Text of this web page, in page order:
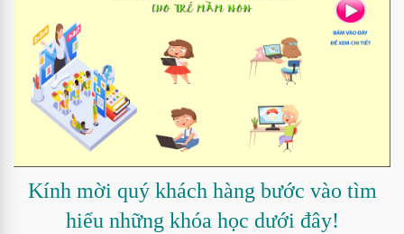
Kính mời quý khách hàng bước vào tìm
hiểu những khóa học dưới đây!